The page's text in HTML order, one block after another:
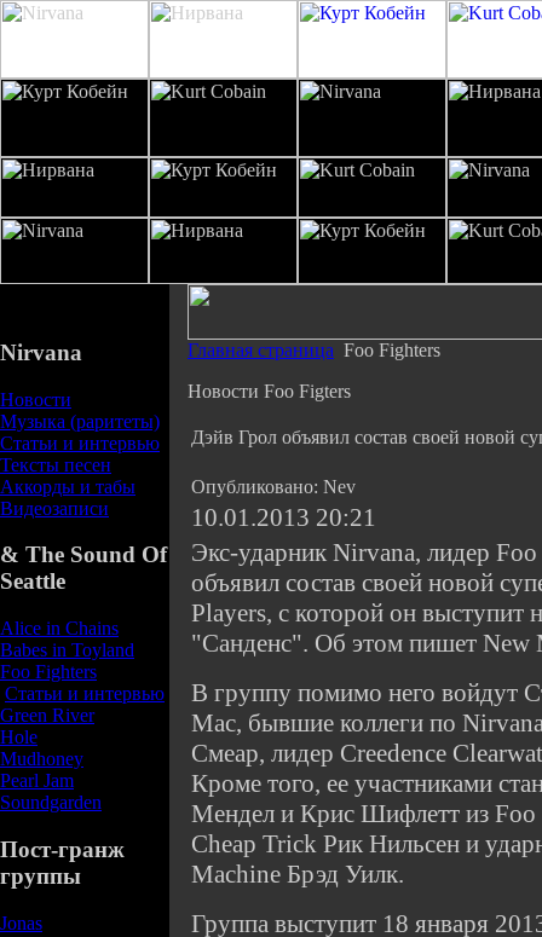
Nirvana
Новости
Музыка (раритеты)
Статьи и интервью
Тексты песен
Аккорды и табы
Видеозаписи
& The Sound Of
Seattle
Alice in Chains
Babes in Toyland
Foo Fighters
Статьи и интервью
Green River
Hole
Mudhoney
Pearl Jam
Soundgarden
Пост-гранж
группы
Jonas
Главная страница Foo Fighters
Новости Foo Figters
Дэйв Грол объявил состав своей новой
Опубликовано: Nev
10.01.2013 20:21
Экс-ударник Nirvana, лидер
объявил состав своей новой
Players, с которой он выступит
"Санденс". Об этом пишет New
В группу помимо него войдут
Mac, бывшие коллеги по
Смеар, лидер Creedence
Кроме того, ее участниками
Мендел и Крис Шифлетт из Foo
Cheap Trick Рик Нильсен и
Machine Брэд Уилк.
Группа выступит 18 января